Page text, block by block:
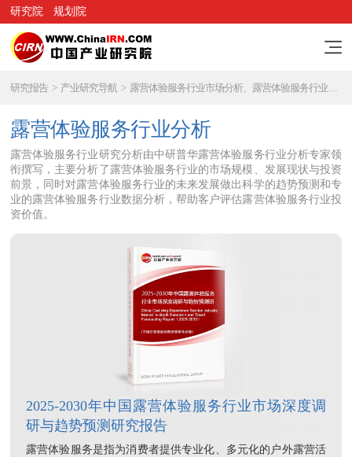
研究院 规划院
研究报告 > 产业研究导航 > 露营体验服务行业市场分析、露营体验服务行业研究报告
露营体验服务行业分析
露营体验服务行业研究分析由中研普华露营体验服务行业分析专家领
衔撰写，主要分析了露营体验服务行业的市场规模、发展现状与投资
前景，同时对露营体验服务行业的未来发展做出科学的趋势预测和专
业的露营体验服务行业数据分析，帮助客户评估露营体验服务行业投
资价值。
2025-2030年中国露营体验服务行业市场深度调
研与趋势预测研究报告
露营体验服务是指为消费者提供专业化、多元化的户外露营活